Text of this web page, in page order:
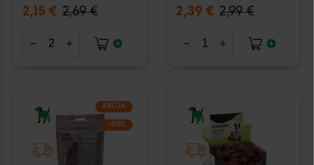
2,15 € 2,69 € 2,39 € 2,99 €
AKCIJA
−20%